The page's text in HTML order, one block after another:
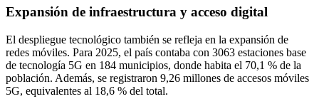
Expansión de infraestructura y acceso digital
El despliegue tecnológico también se refleja en la expansión de
redes móviles. Para 2025, el país contaba con 3063 estaciones base
de tecnología 5G en 184 municipios, donde habita el 70,1 % de la
población. Además, se registraron 9,26 millones de accesos móviles
5G, equivalentes al 18,6 % del total.